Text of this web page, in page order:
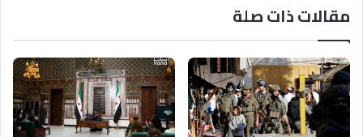
مقالات ذات صلة